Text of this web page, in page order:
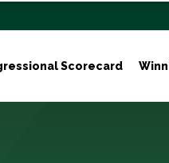
Scorecard